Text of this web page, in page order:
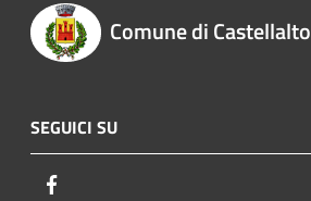
Comune di Castellalto
SEGUICI SU